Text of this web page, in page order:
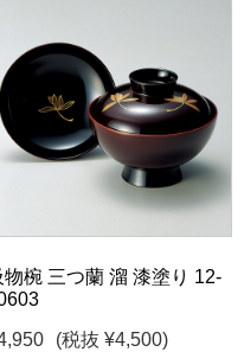
物椀 三つ蘭 溜 漆塗り 12-
(税抜 ¥4,500)